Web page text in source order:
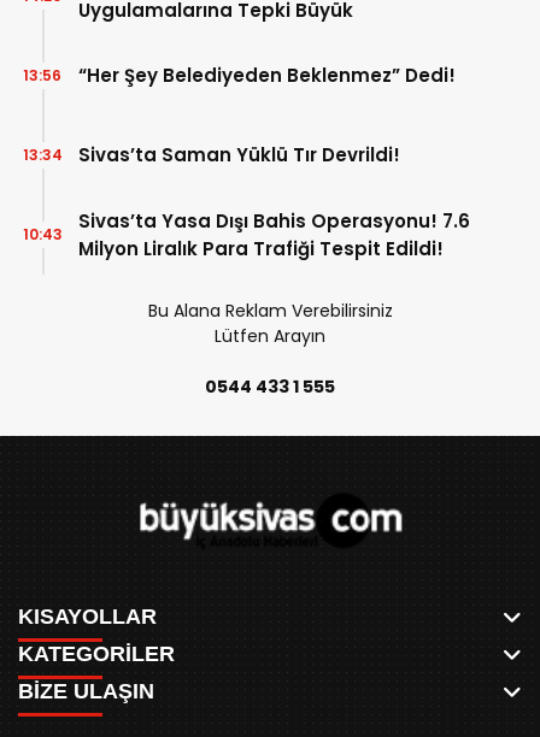
Uygulamalarına Tepki Büyük
“Her Şey Belediyeden Beklenmez” Dedi!
13:56
Sivas’ta Saman Yüklü Tır Devrildi!
13:34
Sivas’ta Yasa Dışı Bahis Operasyonu! 7.6
Milyon Liralık Para Trafiği Tespit Edildi!
10:43
Bu Alana Reklam Verebilirsiniz
Lütfen Arayın
0544 433 1 555
KISAYOLLAR
ANASAYFA
AKSU CANLI
MEYDAN CANLI
KATEGORİLER
WHATSAPP
BİZE ULAŞIN